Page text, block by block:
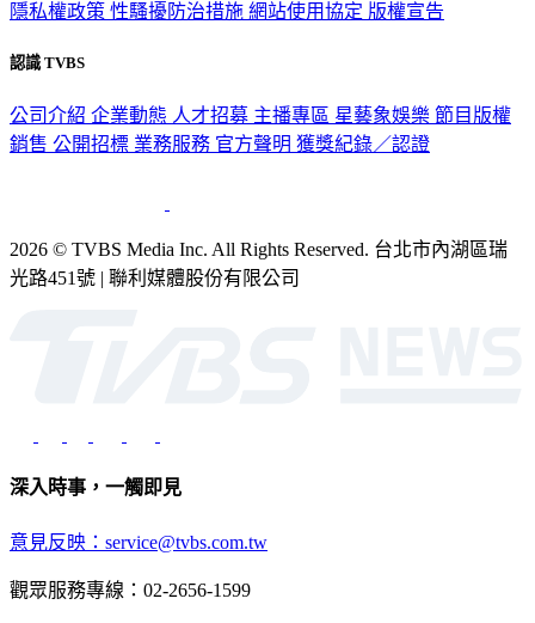
隱私權政策 性騷擾防治措施 網站使用協定 版權宣告
認識 TVBS
公司介紹 企業動態 人才招募 主播專區 星藝象娛樂 節目版權
銷售 公開招標 業務服務 官方聲明 獲獎紀錄／認證
2026 © TVBS Media Inc. All Rights Reserved. 台北市內湖區瑞
光路451號 | 聯利媒體股份有限公司
深入時事，一觸即見
意見反映：service@tvbs.com.tw
觀眾服務專線：02-2656-1599